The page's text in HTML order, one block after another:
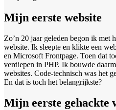
Mijn eerste website
Zo’n 20 jaar geleden begon ik met
website. Ik sleepte en klikte een
en Microsoft Frontpage. Toen dat
verdiepen in PHP. Ik bouwde
websites. Code-technisch was het
En dat is toch het belangrijkste?
Mijn eerste gehackte